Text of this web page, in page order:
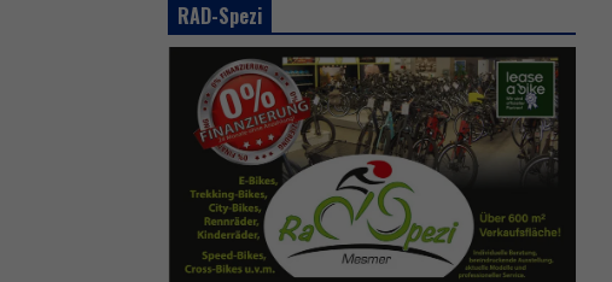
RAD-Spezi